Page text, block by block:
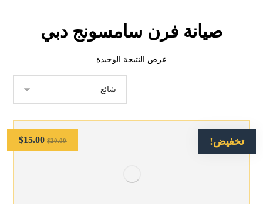
صيانة فرن سامسونج دبي
عرض النتيجة الوحيدة
تخفيض! $20.00
$15.00